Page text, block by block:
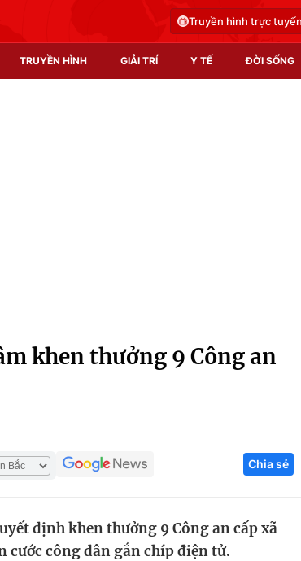
Truyền hình trực tuyến
TRUYỀN HÌNH GIẢI TRÍ Y TẾ ĐỜI SỐNG
Infographic
Tuyển sinh
Hitech Công
Thị trường
khen thưởng 9 Công an
Chia sẻ
định khen thưởng 9 Công an cấp xã
cước công dân gắn chíp điện tử.